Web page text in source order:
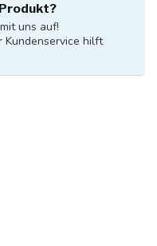
uns auf!
Kundenservice hilft